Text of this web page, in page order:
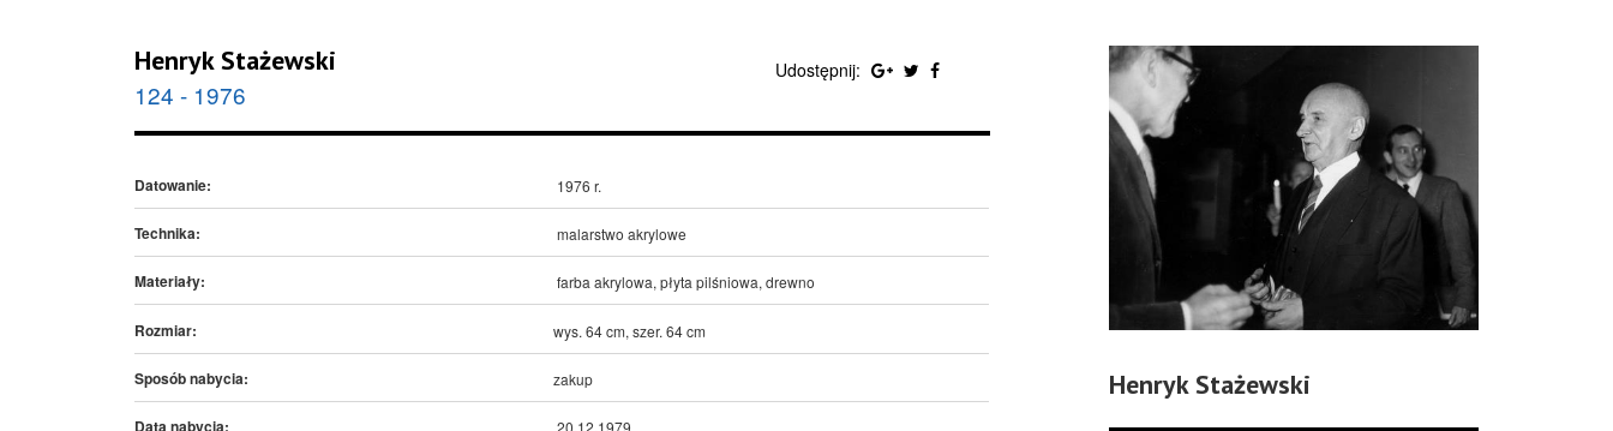
Henryk Stażewski
124 - 1976
Udostępnij:
Datowanie: 1976 r.
Technika: malarstwo akrylowe
Materiały: farba akrylowa, płyta pilśniowa, drewno
Rozmiar: wys. 64 cm, szer. 64 cm
Sposób nabycia: zakup Henryk Stażewski